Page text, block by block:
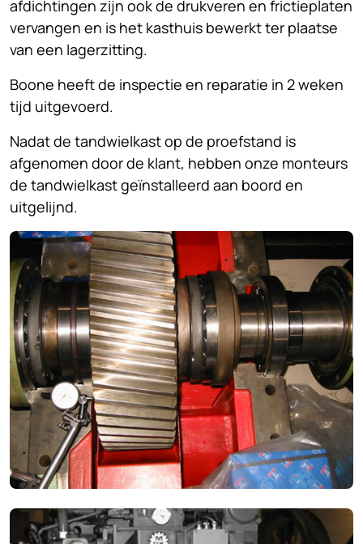
afdichtingen zijn ook de drukveren en frictieplaten
vervangen en is het kasthuis bewerkt ter plaatse
van een lagerzitting.
Boone heeft de inspectie en reparatie in 2 weken
tijd uitgevoerd.
Nadat de tandwielkast op de proefstand is
afgenomen door de klant, hebben onze monteurs
de tandwielkast geïnstalleerd aan boord en
uitgelijnd.